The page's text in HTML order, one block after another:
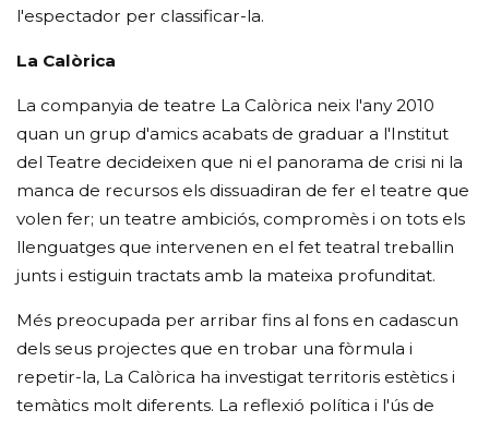
l'espectador per classificar-la.
La Calòrica
La companyia de teatre La Calòrica neix l'any 2010
quan un grup d'amics acabats de graduar a l'Institut
del Teatre decideixen que ni el panorama de crisi ni la
manca de recursos els dissuadiran de fer el teatre que
volen fer; un teatre ambiciós, compromès i on tots els
llenguatges que intervenen en el fet teatral treballin
junts i estiguin tractats amb la mateixa profunditat.
Més preocupada per arribar fins al fons en cadascun
dels seus projectes que en trobar una fòrmula i
repetir-la, La Calòrica ha investigat territoris estètics i
temàtics molt diferents. La reflexió política i l'ús de